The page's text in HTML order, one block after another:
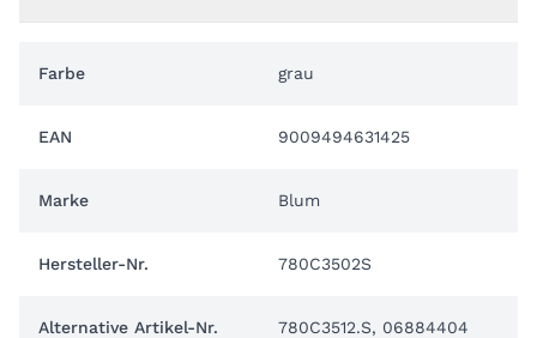
Farbe grau
EAN 9009494631425
Marke Blum
Hersteller-Nr. 780C3502S
Alternative Artikel-Nr. 780C3512.S, 06884404